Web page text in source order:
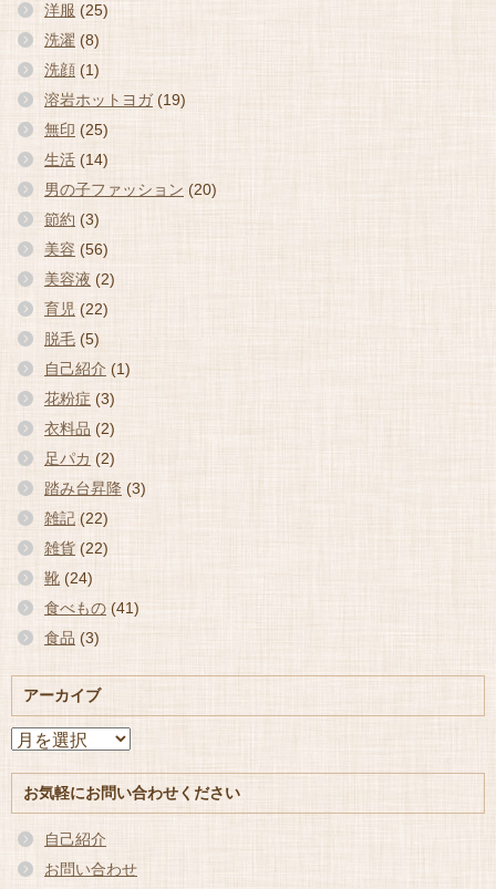
洋服 (25)
洗濯 (8)
洗顔 (1)
溶岩ホットヨガ(19)
無印 (25)
生活 (14)
男の子ファッション (20)
節約 (3)
美容 (56)
美容液 (2)
育児 (22)
脱毛 (5)
自己紹介 (1)
花粉症 (3)
衣料品 (2)
足パカ (2)
踏み台昇降 (3)
雑記 (22)
雑貨 (22)
靴 (24)
食べもの (41)
食品 (3)
アーカイブ
ア
イ
ブ
お気軽にお問い合わせください
自己紹介
お問い合わせ